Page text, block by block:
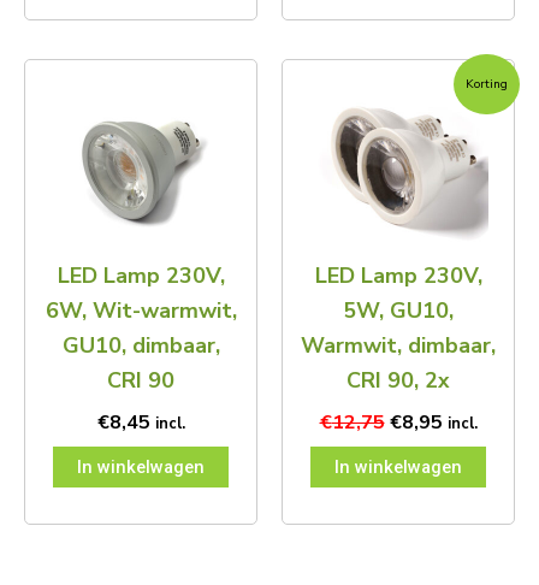
LED Lamp 230V,
6W, Wit-warmwit,
GU10, dimbaar,
CRI 90
€8,45 incl.
In winkelwagen
Korting
LED Lamp 230V,
5W, GU10,
Warmwit, dimbaar,
CRI 90, 2x
€12,75
Oorspronkelijke
was:
€12,75.
€8,95
Huidige
prijs
is:
€8,95.
incl.
In winkelwagen